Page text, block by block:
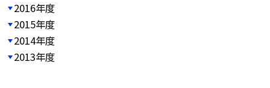
2016年度
2015年度
2014年度
2013年度